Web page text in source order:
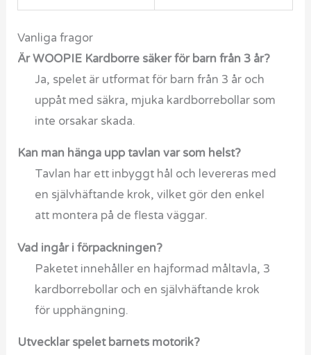
Vanliga fragor
Är WOOPIE Kardborre säker för barn från 3 år?
Ja, spelet är utformat för barn från 3 år och
uppåt med säkra, mjuka kardborrebollar som
inte orsakar skada.
Kan man hänga upp tavlan var som helst?
Tavlan har ett inbyggt hål och levereras med
en självhäftande krok, vilket gör den enkel
att montera på de flesta väggar.
Vad ingår i förpackningen?
Paketet innehåller en hajformad måltavla, 3
kardborrebollar och en självhäftande krok
för upphängning.
Utvecklar spelet barnets motorik?